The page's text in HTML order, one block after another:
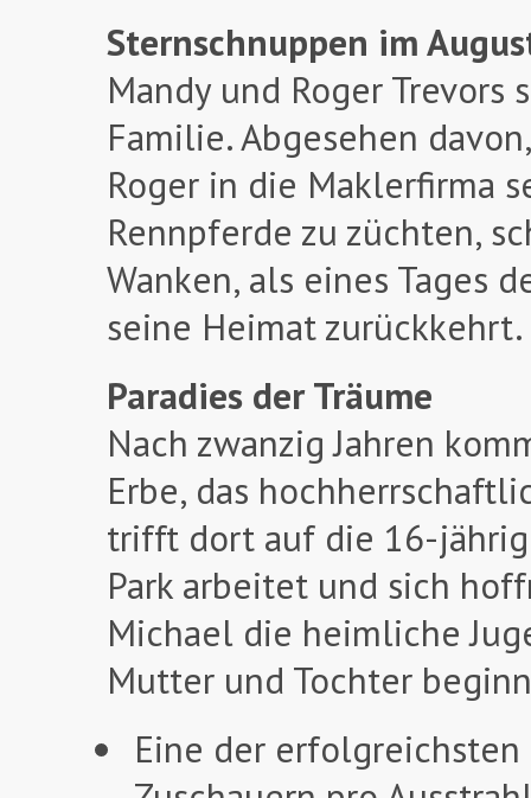
Sternschnuppen im
Mandy und Roger
Familie. Abgesehen
Roger in die Maklerfirma
Rennpferde zu züchten,
Wanken, als eines Tages
seine Heimat zurückkehrt.
Paradies der Träume
Nach zwanzig Jahren
Erbe, das
trifft dort auf die 16-
Park arbeitet und sich
Michael die heimliche
Mutter und Tochter
Eine der